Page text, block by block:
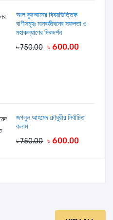
আল কুরআনের বিষয়ভিত্তিক
বাণীসমূহঃ মানবজীবনের সফলতা ও
মহাকল্যাণের দিকদর্শন
৳ 750.00 ৳ 600.00
জগলুল আহমেদ চৌধুরীর নির্বাচিত
কলাম
৳ 750.00 ৳ 600.00